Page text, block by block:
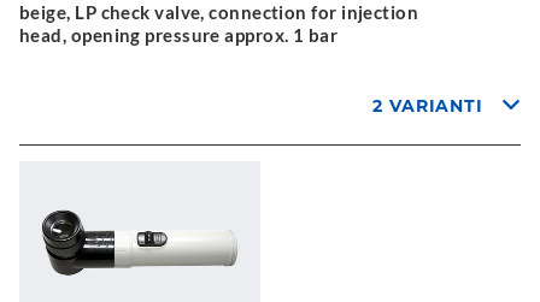
beige, LP check valve, connection for injection
head, opening pressure approx. 1 bar
2 VARIANTI